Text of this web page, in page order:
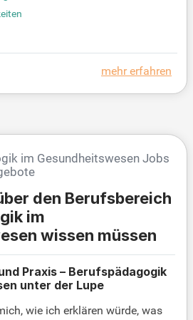
Behandlungsqualität. Ihre
Steuerung diagnostischer
gestalten Sie aktiv die Weit
interdisziplinären Angebots.
tragen Sie zur Verbesseru
bei!
mehr erfahren
im Gesundheitswesen Jobs
den Berufsbereich
im
wissen müssen
Praxis – Berufspädagogik
unter der Lupe
wie ich erklären würde, was